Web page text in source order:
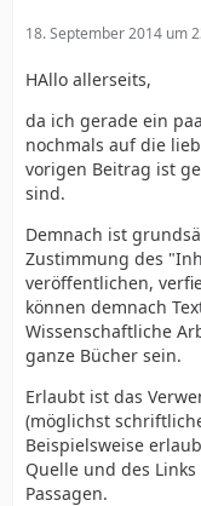
18. September 2014 um
HAllo allerseits,
da ich gerade ein
nochmals auf die
vorigen Beitrag ist
sind.
Demnach ist
Zustimmung des
veröffentlichen,
können demnach
Wissenschaftliche
ganze Bücher sein.
Erlaubt ist das
(möglichst
Beispielsweise
Quelle und des
Passagen.